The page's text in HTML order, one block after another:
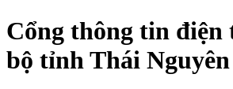
Cổng thông tin
bộ tỉnh Thái Nguyên